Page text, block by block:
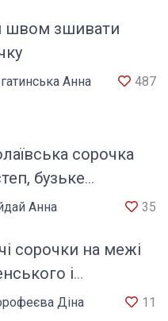
швом зшивати
Анна 487
сорочка
бузьке
та характер
Анна 35
на межі
і
Полісся
Діна 11